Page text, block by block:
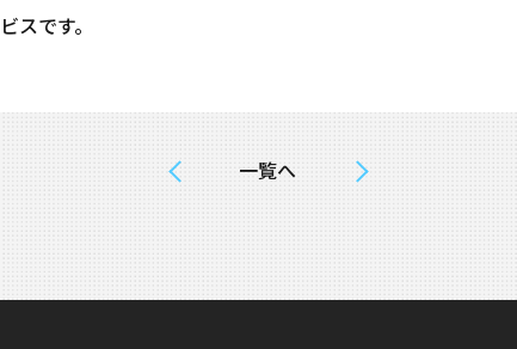
スです。
一覧へ